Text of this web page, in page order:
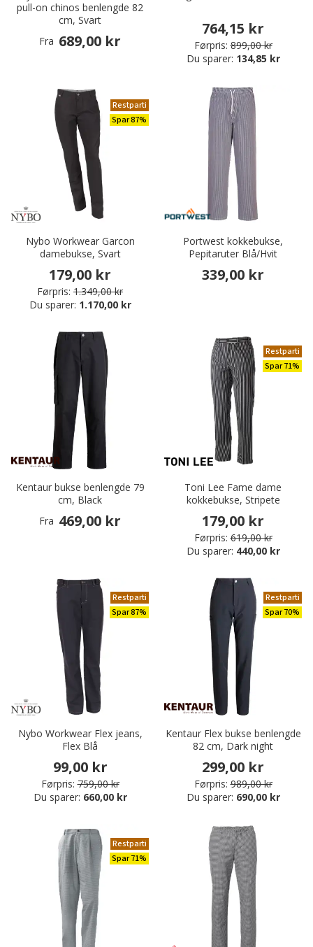
pull-on chinos benlengde 82
cm, Svart
Fra 689,00 kr
764,15 kr
Førpris: 899,00 kr
Du sparer: 134,85 kr
Restparti
Spar 87%
Nybo Workwear Garcon
damebukse, Svart
179,00 kr
Førpris: 1.349,00 kr
Du sparer: 1.170,00 kr
Portwest kokkebukse,
Pepitaruter Blå/Hvit
339,00 kr
Kentaur bukse benlengde 79
cm, Black
Fra 469,00 kr
Restparti
Spar 71%
Toni Lee Fame dame
kokkebukse, Stripete
179,00 kr
Førpris: 619,00 kr
Du sparer: 440,00 kr
Restparti
Spar 87%
Nybo Workwear Flex jeans,
Flex Blå
99,00 kr
Førpris: 759,00 kr
Du sparer: 660,00 kr
Restparti
Spar 70%
Kentaur Flex bukse benlengde
82 cm, Dark night
299,00 kr
Førpris: 989,00 kr
Du sparer: 690,00 kr
Restparti
Spar 71%